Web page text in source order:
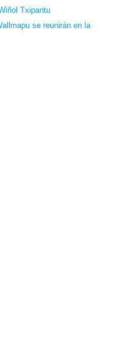
Txipantu
se reunirán en la